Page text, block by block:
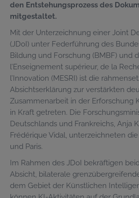
den Entstehungsprozess des
mitgestaltet.
Mit der Unterzeichnung einer Joint
(JDoI) unter Federführung des
Bildung und Forschung (BMBF) und
l’Enseignement supérieur, de la
l’Innovation (MESRI) ist die
Absichtserklärung zur verstärkten
Zusammenarbeit in der Erforschung
in Kraft getreten. Die
Deutschlands und Frankreichs, Anja
Frédérique Vidal, unterzeichneten
und Paris.
Im Rahmen des JDoI bekräftigen
Absicht, bilaterale
dem Gebiet der Künstlichen